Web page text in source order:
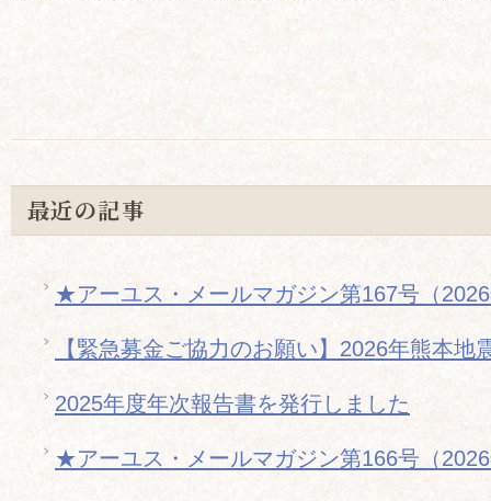
最近の記事
★アーユス・メールマガジン第167号（
【緊急募金ご協力のお願い】2026年熊本地
2025年度年次報告書を発行しました
★アーユス・メールマガジン第166号（